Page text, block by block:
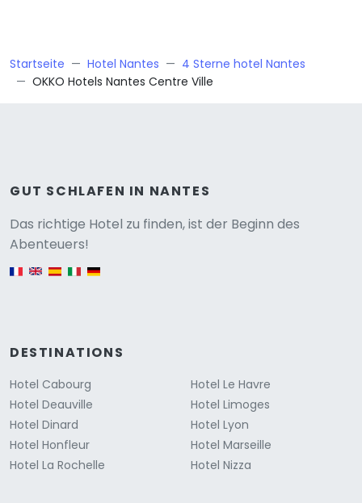
Startseite Hotel Nantes
4 Sterne hotel Nantes
OKKO Hotels Nantes Centre Ville
GUT SCHLAFEN IN NANTES
Das richtige Hotel zu finden, ist der Beginn des
Abenteuers!
English version
DESTINATIONS
Hotel Cabourg
Hotel Deauville
Hotel Dinard
Hotel Honfleur
Hotel La Rochelle
Hotel Le Havre
Hotel Limoges
Hotel Lyon
Hotel Marseille
Hotel Nizza